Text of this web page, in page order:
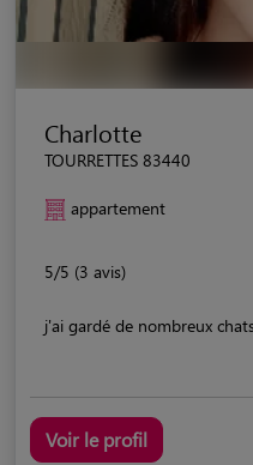
Charlotte
TOURRETTES 83440
appartement
5/5 (3 avis)
j'ai gardé de nombreux
Voir le profil